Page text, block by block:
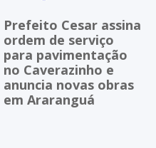
Prefeito Cesar assina
ordem de serviço
para pavimentação
no Caverazinho e
anuncia novas obras
em Araranguá